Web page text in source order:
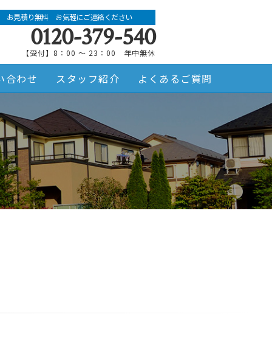
お見積り無料 お気軽にご連絡ください
0120-379-540
【受付】8：00 ～ 23：00 年中無休
合わせ スタッフ紹介 よくあるご質問